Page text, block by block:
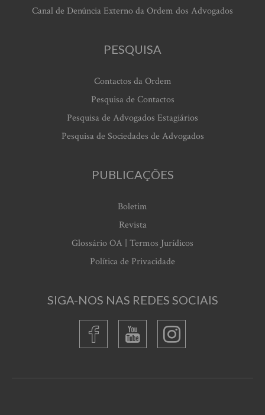
Canal de Denúncia Externo da Ordem dos Advogados
PESQUISA
Contactos da Ordem
Pesquisa de Contactos
Pesquisa de Advogados Estagiários
Pesquisa de Sociedades de Advogados
PUBLICAÇÕES
Boletim
Revista
Glossário OA | Termos Jurídicos
Política de Privacidade
SIGA-NOS NAS REDES SOCIAIS